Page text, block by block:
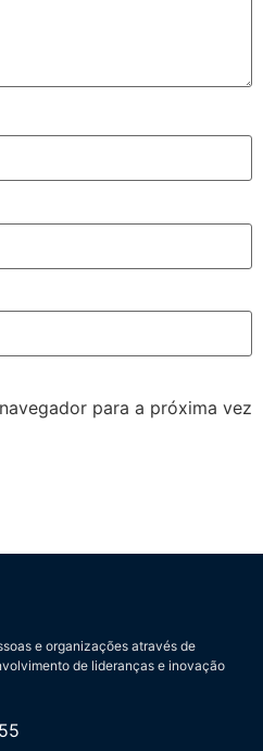
para a próxima vez
e organizações através de
de lideranças e inovação